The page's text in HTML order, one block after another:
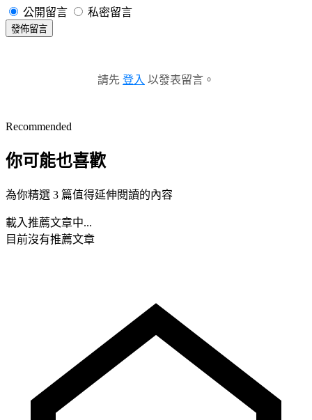
公開留言 私密留言
發佈留言
請先 登入 以發表留言。
Recommended
你可能也喜歡
為你精選 3 篇值得延伸閱讀的內容
載入推薦文章中...
目前沒有推薦文章